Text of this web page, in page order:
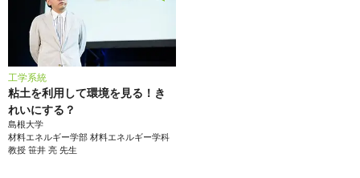
工学系統
粘土を利用して環境を見る！き
れいにする？
島根大学
材料エネルギー学部 材料エネルギー学科
教授 笹井 亮先生